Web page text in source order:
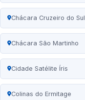
Chácara Cruzeiro do Sul
Chácara São Martinho
Cidade Satélite Íris
Colinas do Ermitage